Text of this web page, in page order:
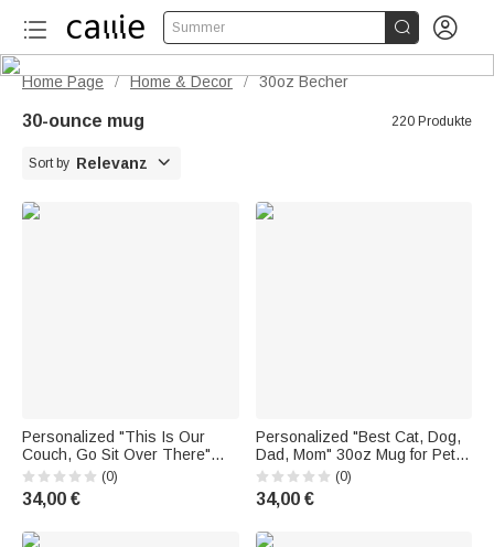
Summer  
Home Page / Home & Decor / 30oz Becher
30-ounce mug 220 Produkte
Sort by Relevanz 
Personalized "This Is Our
Couch, Go Sit Over There"
30oz Curved Mug—A Gift for
Animal Lovers
(0)
34,00 €
Personalized "Best Cat, Dog,
Dad, Mom" 30oz Mug for Pet
Lovers with 1-3 Names—
Birthday Gift for Animal Lovers
(0)
34,00 €